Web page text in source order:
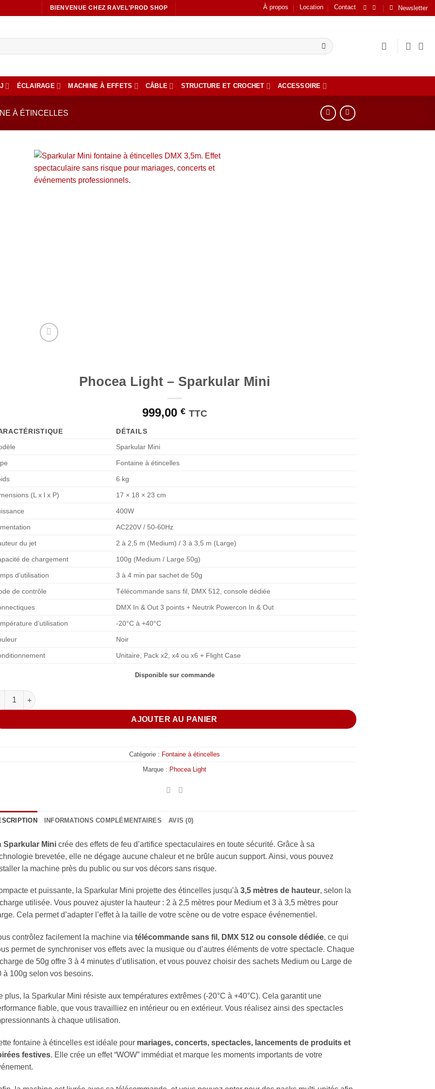
BIENVENUE CHEZ RAVEL'PROD SHOP À propos Location Contact Newsletter
ÉCLAIRAGE MACHINE À EFFETS CÂBLE STRUCTURE ET CROCHET ACCESSOIRE
À ÉTINCELLES
Phocea Light – Sparkular Mini
999,00 € TTC
DÉTAILS
Sparkular Mini
Fontaine à étincelles
6 kg
(L x l x P) 17 × 18 × 23 cm
400W
AC220V / 50-60Hz
du jet 2 à 2,5 m (Medium) / 3 à 3,5 m (Large)
de chargement 100g (Medium / Large 50g)
d’utilisation 3 à 4 min par sachet de 50g
de contrôle Télécommande sans fil, DMX 512, console dédiée
DMX In & Out 3 points + Neutrik Powercon In & Out
d’utilisation -20°C à +40°C
Noir
Unitaire, Pack x2, x4 ou x6 + Flight Case
Disponible sur commande
de Phocea Light - Sparkular Mini
AJOUTER AU PANIER
Catégorie : Fontaine à étincelles
Marque : Phocea Light
INFORMATIONS COMPLÉMENTAIRES AVIS (0)
Sparkular Mini crée des effets de feu d’artifice spectaculaires en toute sécurité. Grâce à sa
brevetée, elle ne dégage aucune chaleur et ne brûle aucun support. Ainsi, vous pouvez
la machine près du public ou sur vos décors sans risque.
et puissante, la Sparkular Mini projette des étincelles jusqu’à 3,5 mètres de hauteur, selon la
utilisée. Vous pouvez ajuster la hauteur : 2 à 2,5 mètres pour Medium et 3 à 3,5 mètres pour
Cela permet d’adapter l’effet à la taille de votre scène ou de votre espace événementiel.
contrôlez facilement la machine via télécommande sans fil, DMX 512 ou console dédiée, ce qui
permet de synchroniser vos effets avec la musique ou d’autres éléments de votre spectacle. Chaque
de 50g offre 3 à 4 minutes d’utilisation, et vous pouvez choisir des sachets Medium ou Large de
à 100g selon vos besoins.
plus, la Sparkular Mini résiste aux températures extrêmes (-20°C à +40°C). Cela garantit une
fiable, que vous travailliez en intérieur ou en extérieur. Vous réalisez ainsi des spectacles
à chaque utilisation.
fontaine à étincelles est idéale pour mariages, concerts, spectacles, lancements de produits et
festives. Elle crée un effet “WOW” immédiat et marque les moments importants de votre